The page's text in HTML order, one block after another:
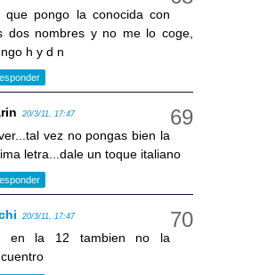
que pongo la conocida con
dos nombres y no me lo coge,
h y d n
20/3/11, 17:47
vez no pongas bien la
letra...dale un toque italiano
20/3/11, 17:47
en la 12 tambien no la